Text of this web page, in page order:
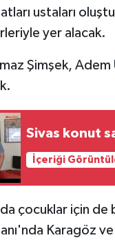
ustaları
yer alacak.
Şimşek,
Sivas konut
İçeriği
çocuklar için
Karagöz